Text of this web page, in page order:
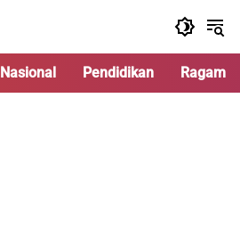
Nasional Pendidikan Ragam